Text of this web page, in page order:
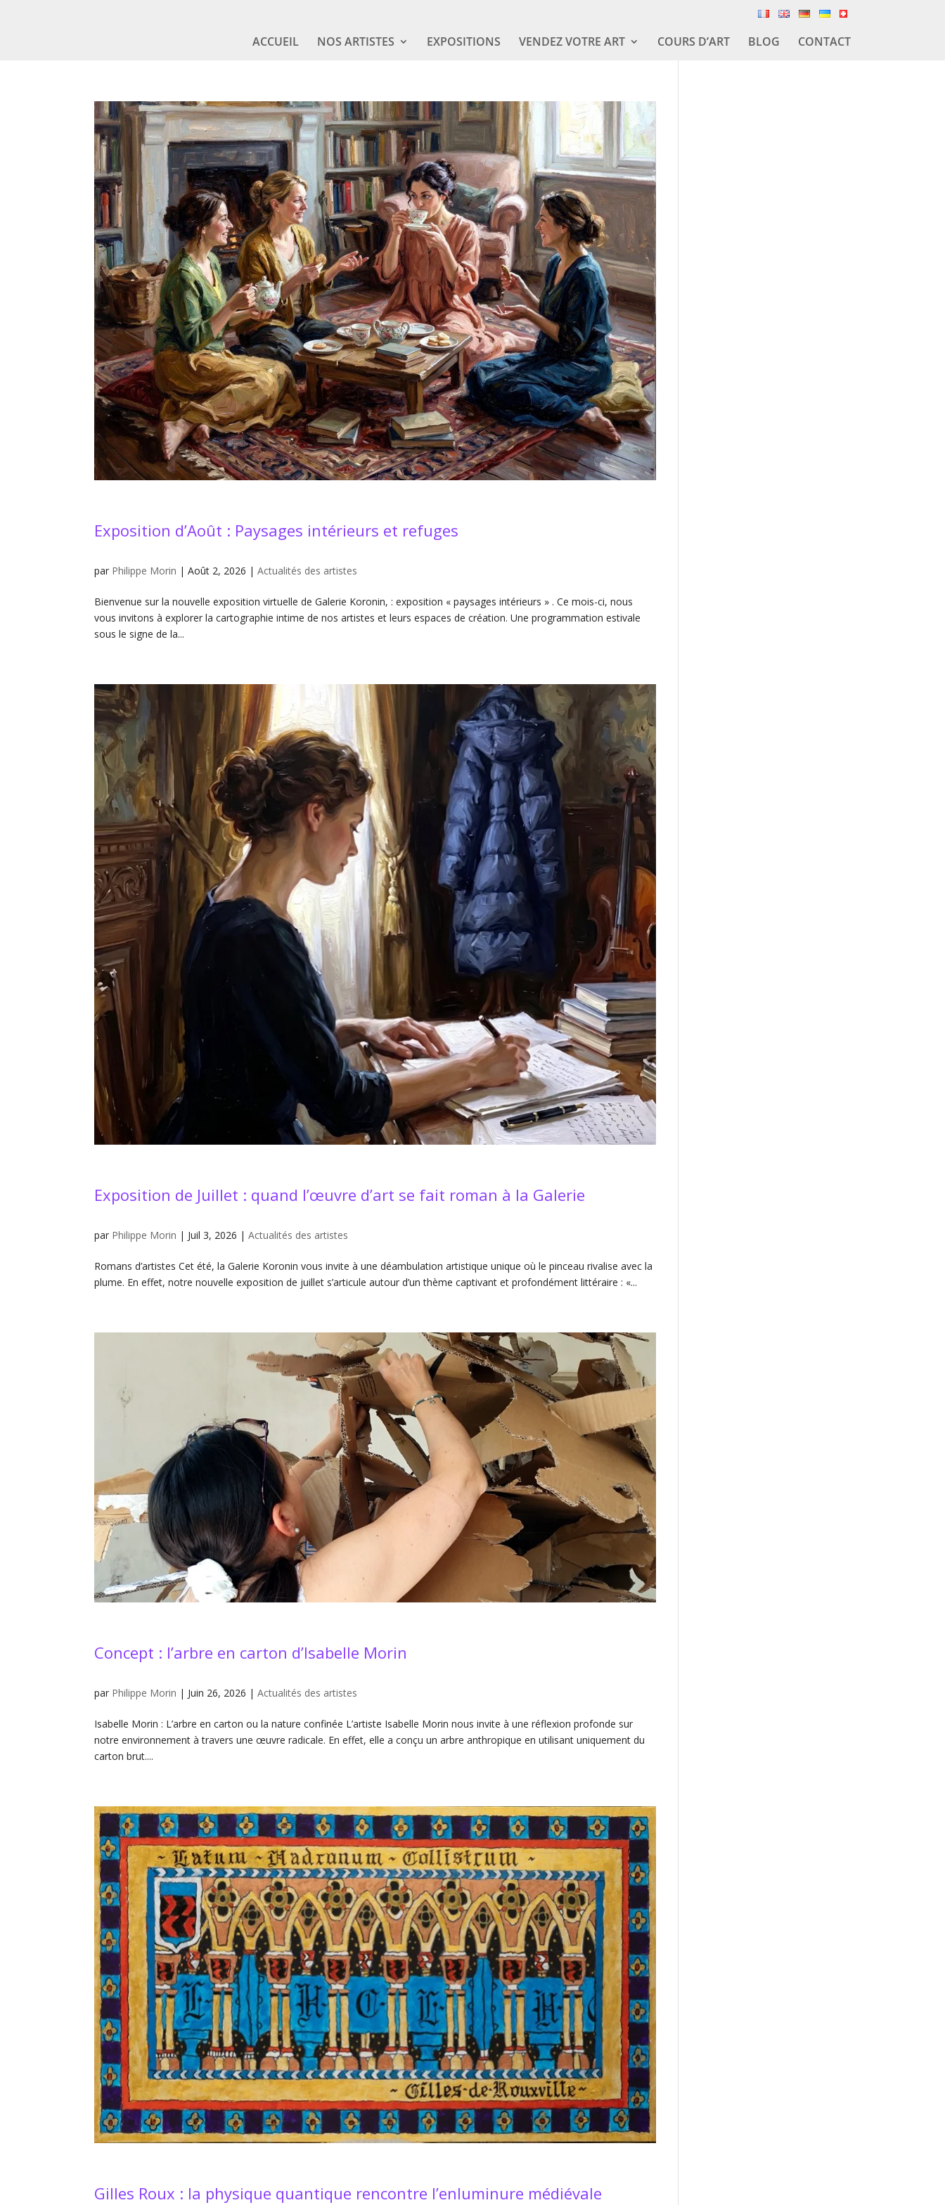
ACCUEIL NOS ARTISTES EXPOSITIONS VENDEZ VOTRE ART COURS D’ART BLOG CONTACT
Exposition d’Août : Paysages intérieurs et refuges
par Philippe Morin |Août 2, 2026 |Actualités des artistes
Bienvenue sur la nouvelle exposition virtuelle de Galerie Koronin, : exposition « paysages intérieurs » . Ce mois-ci, nous
vous invitons à explorer la cartographie intime de nos artistes et leurs espaces de création. Une programmation estivale
sous le signe de la...
Exposition de Juillet : quand l’œuvre d’art se fait roman à la Galerie
par Philippe Morin | Juil 3, 2026 |Actualités des artistes
Romans d’artistes Cet été, la Galerie Koronin vous invite à une déambulation artistique unique où le pinceau rivalise avec la
plume. En effet, notre nouvelle exposition de juillet s’articule autour d’un thème captivant et profondément littéraire : «...
Concept : l’arbre en carton d’Isabelle Morin
par Philippe Morin | Juin 26, 2026 |Actualités des artistes
Isabelle Morin : L’arbre en carton ou la nature confinée L’artiste Isabelle Morin nous invite à une réflexion profonde sur
notre environnement à travers une œuvre radicale. En effet, elle a conçu un arbre anthropique en utilisant uniquement du
carton brut....
Gilles Roux : la physique quantique rencontre l’enluminure médiévale